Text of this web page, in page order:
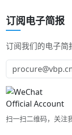
订阅电子简报
订阅我们的电子简
扫一扫二维码，关注